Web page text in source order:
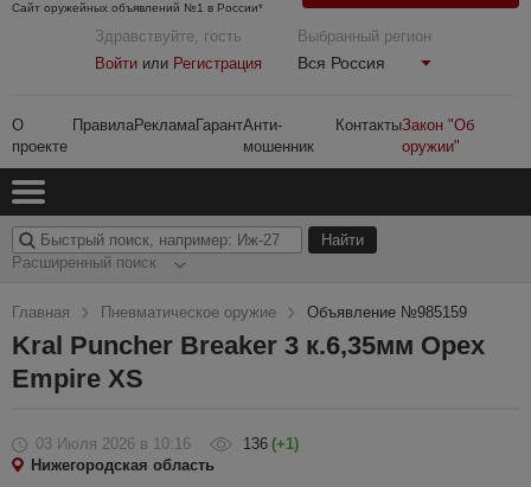
Сайт оружейных объявлений №1 в России*
Здравствуйте, гость
Войти или Регистрация
Выбранный регион
Вся Россия
О
проекте
ПравилаРекламаГарантАнти-
мошенник
КонтактыЗакон "Об
оружии"
Расширенный поиск
Главная Пневматическое оружие Объявление №985159
Kral Puncher Breaker 3 к.6,35мм Орех
Empire XS
03 Июля 2026 в 10:16 136 (+1)
Нижегородская область